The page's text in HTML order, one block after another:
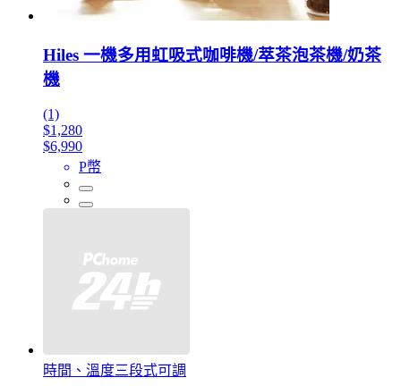
Hiles 一機多用虹吸式咖啡機/萃茶泡茶機/奶茶
機
(1)
$1,280
$6,990
P幣
時間、溫度三段式可調